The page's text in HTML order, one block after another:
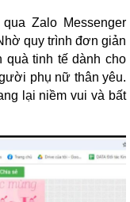
Zalo Messenger
quy trình đơn giản
quà tinh tế dành cho
phụ nữ thân yêu.
lại niềm vui và bất